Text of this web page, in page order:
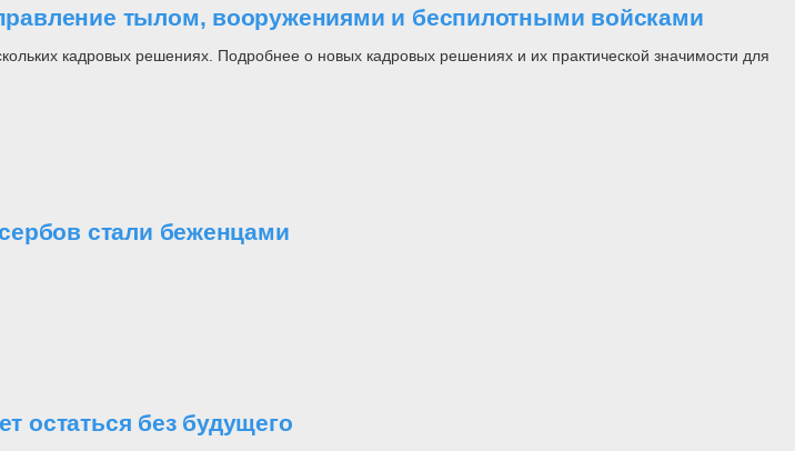
тылом, вооружениями и беспилотными войсками
кадровых решениях. Подробнее о новых кадровых решениях и их практической значимости для
стали беженцами
остаться без будущего